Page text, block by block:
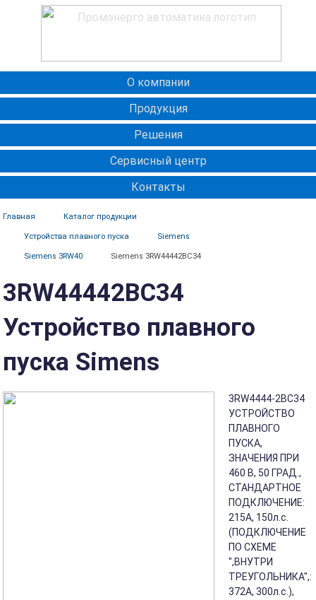
О компании
Продукция
Решения
Сервисный центр
Контакты
Главная Каталог продукции
Устройства плавного пуска Siemens
Siemens 3RW40 Siemens 3RW44442BC34
3RW44442BC34
Устройство плавного
пуска Simens
3RW4444-2BC34
УСТРОЙСТВО
ПЛАВНОГО
ПУСКА,
ЗНАЧЕНИЯ ПРИ
460 В, 50 ГРАД.,
СТАНДАРТНОЕ
ПОДКЛЮЧЕНИЕ:
215A, 150л.с.
(ПОДКЛЮЧЕНИЕ
ПО СХЕМЕ
",ВНУТРИ
ТРЕУГОЛЬНИКА",:
372A, 300л.с.),